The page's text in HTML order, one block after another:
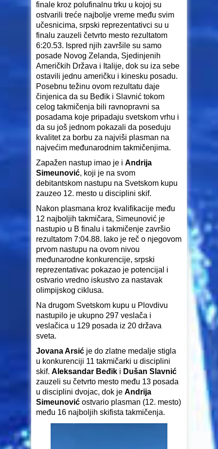
finale kroz polufinalnu trku u kojoj su
ostvarili treće najbolje vreme među svim
učesnicima, srpski reprezentativci su u
finalu zauzeli četvrto mesto rezultatom
6:20.53. Ispred njih završile su samo
posade Novog Zelanda, Sjedinjenih
Američkih Država i Italije, dok su iza sebe
ostavili jednu američku i kinesku posadu.
Posebnu težinu ovom rezultatu daje
činjenica da su Beđik i Slavnić tokom
celog takmičenja bili ravnopravni sa
posadama koje pripadaju svetskom vrhu i
da su još jednom pokazali da poseduju
kvalitet za borbu za najviši plasman na
najvećim međunarodnim takmičenjima.
Zapažen nastup imao je i Andrija
Simeunović, koji je na svom
debitantskom nastupu na Svetskom kupu
zauzeo 12. mesto u disciplini skif.
Nakon plasmana kroz kvalifikacije među
12 najboljih takmičara, Simeunović je
nastupio u B finalu i takmičenje završio
rezultatom 7:04.88. Iako je reč o njegovom
prvom nastupu na ovom nivou
međunarodne konkurencije, srpski
reprezentativac pokazao je potencijal i
ostvario vredno iskustvo za nastavak
olimpijskog ciklusa.
Na drugom Svetskom kupu u Plovdivu
nastupilo je ukupno 297 veslača i
veslačica u 129 posada iz 20 država
sveta.
Jovana Arsić je do zlatne medalje stigla
u konkurenciji 11 takmičarki u disciplini
skif. Aleksandar Beđik i Dušan Slavnić
zauzeli su četvrto mesto među 13 posada
u disciplini dvojac, dok je Andrija
Simeunović ostvario plasman (12. mesto)
među 16 najboljih skifista takmičenja.